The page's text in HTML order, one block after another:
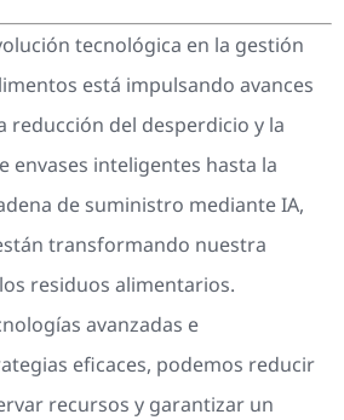
tecnológica en la gestión
está impulsando avances
reducción del desperdicio y la
envases inteligentes hasta la
de suministro mediante IA,
transformando nuestra
residuos alimentarios.
avanzadas e
eficaces, podemos reducir
recursos y garantizar un